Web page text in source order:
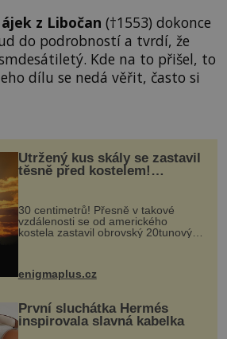
z Libočan (†1553) dokonce
do podrobností a tvrdí, že
Kde na to přišel, to
dílu se nedá věřit, často si
Utržený kus skály se zastavil
těsně před kostelem!
Ochránila ho boží síla?
30 centimetrů! Přesně v takové
vzdálenosti se od amerického
kostela zastavil obrovský 20tunový
...
enigmaplus.cz
První sluchátka Hermés
inspirovala slavná kabelka